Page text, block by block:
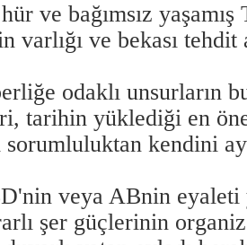
ve bağımsız
varlığı ve bekası tehdit
odaklı unsurların
tarihin yüklediği en
kendini
veya ABnin eyaleti
şer güçlerinin